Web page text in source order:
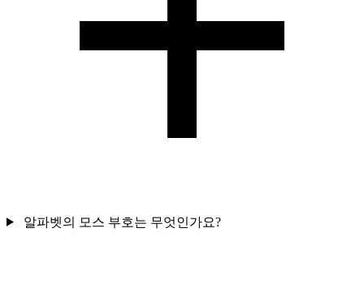
알파벳의 모스 부호는 무엇인가요?